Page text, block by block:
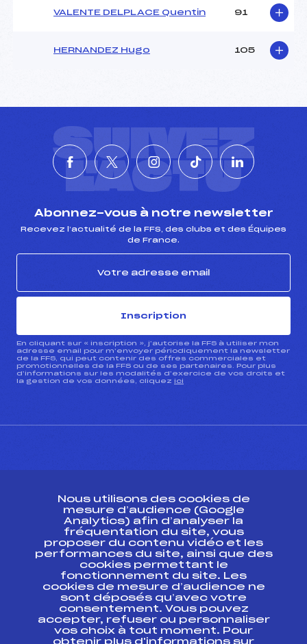
VALENTE DELPLACE Quentin 91
HERNANDEZ Hugo 105
SUIVEZ
L'ACTU
Abonnez-vous à notre newsletter
Recevez l’actualité de la FFS, des clubs et des Équipes
de France.
Inscription
En cliquant sur « inscription », j’autorise la FFS à utiliser mon
adresse email pour m’envoyer périodiquement la newsletter
de la FFS, qui peut contenir des offres commerciales et
promotionnelles de la FFS ou de ses partenaires. Pour plus
d’informations sur les modalités d’exercice de vos droits et
la gestion de vos données, cliquez ici
Ressources
Pass’Neige
Projet sportif fédéral
Projet de performance fédéral
Antidopage
Pôle Développement, Formation, Suivi
Scientifique
Listes ministérielles
Nous utilisons des cookies de
mesure d’audience (Google
Analytics) afin d’analyser la
fréquentation du site, vous
proposer du contenu vidéo et les
performances du site, ainsi que des
cookies permettant le
fonctionnement du site. Les
cookies de mesure d’audience ne
sont déposés qu’avec votre
consentement. Vous pouvez
accepter, refuser ou personnaliser
vos choix à tout moment. Pour
obtenir plus d'informations sur